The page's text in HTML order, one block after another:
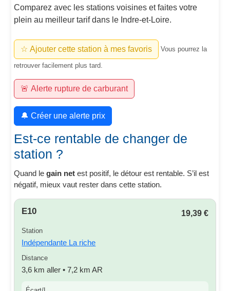
Comparez avec les stations voisines et faites votre
plein au meilleur tarif dans le Indre-et-Loire.
☆ Ajouter cette station à mes favoris Vous pourrez la
retrouver facilement plus tard.
🚨 Alerte rupture de carburant
🔔 Créer une alerte prix
Est-ce rentable de changer de
station ?
Quand legain net est positif, le détour est rentable. S’il est
négatif, mieux vaut rester dans cette station.
E10 19,39 €
Station
Indépendante La riche
Distance
3,6 km aller • 7,2 km AR